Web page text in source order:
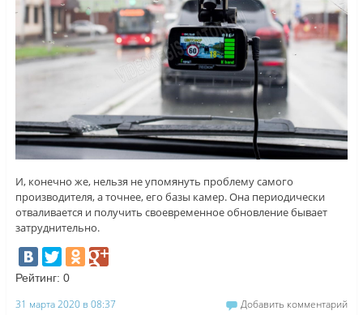
И, конечно же, нельзя не упомянуть проблему самого
производителя, а точнее, его базы камер. Она периодически
отваливается и получить своевременное обновление бывает
затруднительно.
Рейтинг: 0
31 марта 2020 в 08:37 Добавить комментарий